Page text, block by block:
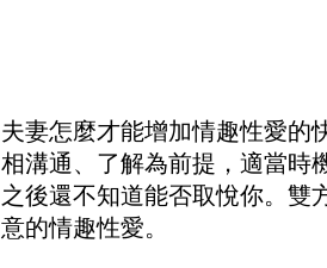
夫妻怎麼才能增加情趣性愛的
相溝通、了解為前提，適當時
之後還不知道能否取悅你。雙
意的情趣性愛。